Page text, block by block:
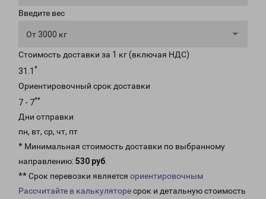
Введите вес
От 3000 кг
Стоимость доставки за 1 кг (включая НДС)
31.1 *
Ориентировочный срок доставки
7 - 7**
Дни отправки
пн, вт, ср, чт, пт
* Минимальная стоимость доставки по выбранному
направлению: 530 руб.
** Срок перевозки является ориентировочным
Рассчитайте в калькуляторесрок и детальную стоимость